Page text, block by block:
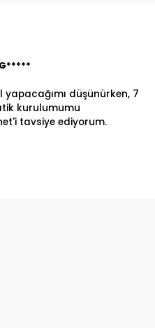
düşünürken, 7
kurulumumu
tavsiye ediyorum.